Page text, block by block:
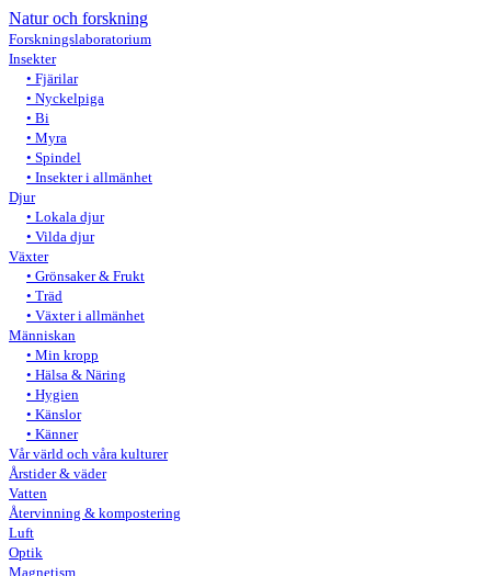
Natur och forskning
Forskningslaboratorium
Insekter
Fjärilar
Nyckelpiga
Bi
Myra
Spindel
Insekter i allmänhet
Djur
Lokala djur
Vilda djur
Växter
Grönsaker & Frukt
Träd
Växter i allmänhet
Människan
Min kropp
Hälsa & Näring
Hygien
Känslor
Känner
Vår värld och våra kulturer
Årstider & väder
Vatten
Återvinning & kompostering
Luft
Optik
Magnetism